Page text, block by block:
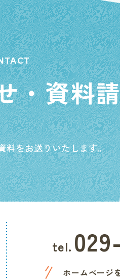
・資料
料をお送りいたします。
tel.
ホームページ